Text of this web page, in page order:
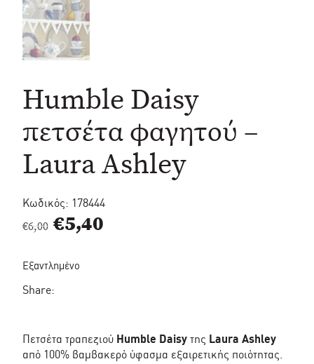
Humble Daisy
πετσέτα φαγητού –
Laura Ashley
Κωδικός: 178444
€6,00 Original
was:
€6,00.
€5,40
€5,40.
Εξαντλημένο
Share:
Πετσέτα τραπεζιού Humble Daisy της Laura Ashley
από 100% βαμβακερό ύφασμα εξαιρετικής ποιότητας.